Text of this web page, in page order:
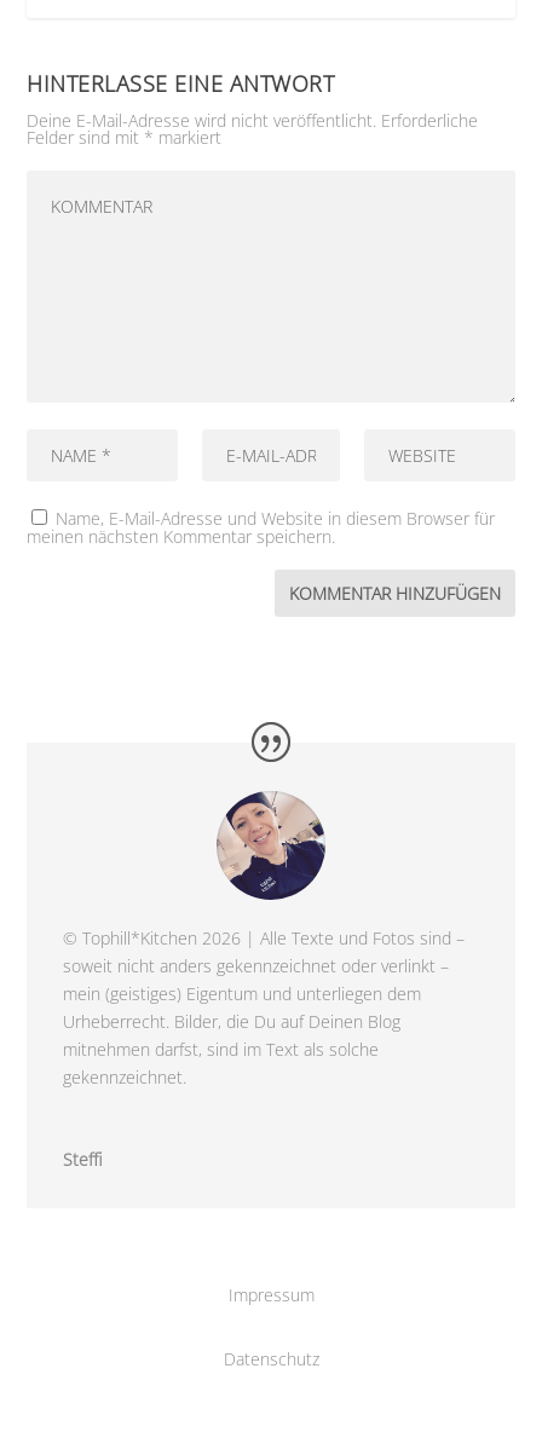
HINTERLASSE EINE ANTWORT
Deine E-Mail-Adresse wird nicht veröffentlicht. Erforderliche
Felder sind mit * markiert
Name, E-Mail-Adresse und Website in diesem Browser für
meinen nächsten Kommentar speichern.
© Tophill*Kitchen 2026 | Alle Texte und Fotos sind –
soweit nicht anders gekennzeichnet oder verlinkt –
mein (geistiges) Eigentum und unterliegen dem
Urheberrecht. Bilder, die Du auf Deinen Blog
mitnehmen darfst, sind im Text als solche
gekennzeichnet.
Steffi
Impressum
Datenschutz